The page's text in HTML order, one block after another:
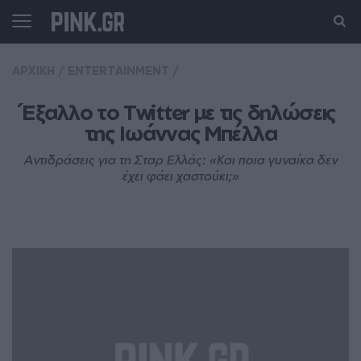
Έξαλλο το Twitter με τις δηλώσεις
της Ιωάννας Μπέλλα
Αντιδράσεις για τη Σταρ Ελλάς: «Και ποια γυναίκα δεν
έχει φάει χαστούκι;»